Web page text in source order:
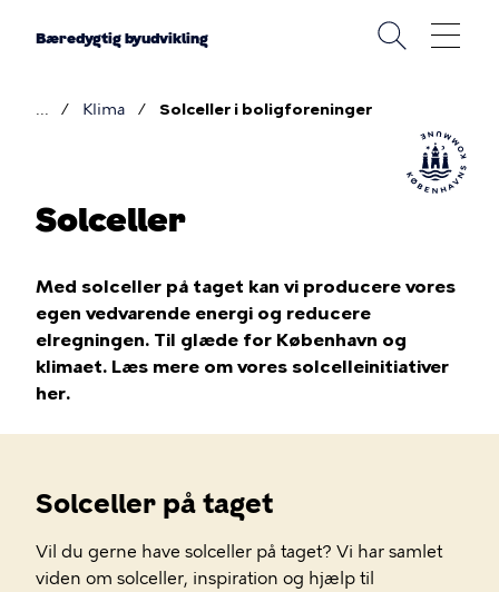
Bæredygtig byudvikling
Klima Solceller i boligforeninger
Solceller
Med solceller på taget kan vi producere vores
egen vedvarende energi og reducere
elregningen. Til glæde for København og
klimaet. Læs mere om vores solcelleinitiativer
her.
Solceller på taget
Vil du gerne have solceller på taget? Vi har samlet
viden om solceller, inspiration og hjælp til